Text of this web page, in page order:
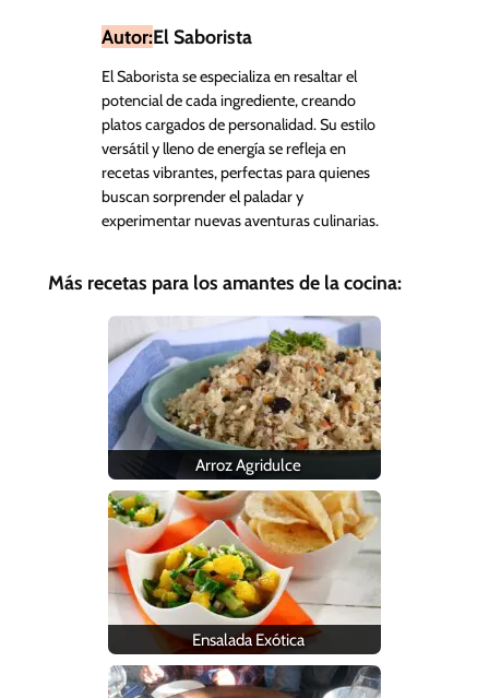
Autor:El Saborista
El Saborista se especializa en resaltar el
potencial de cada ingrediente, creando
platos cargados de personalidad. Su estilo
versátil y lleno de energía se refleja en
recetas vibrantes, perfectas para quienes
buscan sorprender el paladar y
experimentar nuevas aventuras culinarias.
Más recetas para los amantes de la cocina:
Arroz Agridulce
Ensalada Exótica